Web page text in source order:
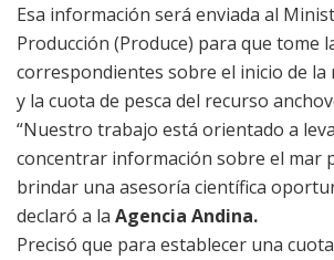
Esa información será enviada al
Producción (Produce) para que tome
correspondientes sobre el inicio de la
y la cuota de pesca del recurso
“Nuestro trabajo está orientado a
concentrar información sobre el mar
brindar una asesoría científica
declaró a la Agencia Andina.
Precisó que para establecer una